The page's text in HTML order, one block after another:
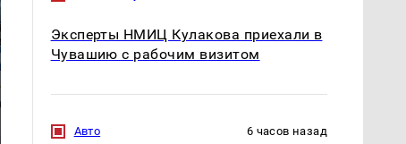
Где будет встреча
России: Европа?
На Урале из казны
миллионов рублей
Эксперты НМИЦ Кулакова приехали в
Чувашию с рабочим визитом
Авто 6 часов назад